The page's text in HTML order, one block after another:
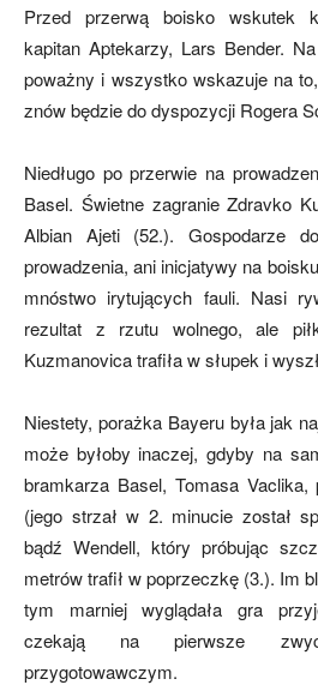
Przed przerwą boisko wskutek
kapitan Aptekarzy, Lars Bender.
poważny i wszystko wskazuje na
znów będzie do dyspozycji Rogera
Niedługo po przerwie na
Basel. Świetne zagranie Zdravko
Albian Ajeti (52.). Gospodarze
prowadzenia, ani inicjatywy na
mnóstwo irytujących fauli. Nasi
rezultat z rzutu wolnego, ale
Kuzmanovica trafiła w słupek i
Niestety, porażka Bayeru była jak
może byłoby inaczej, gdyby na
bramkarza Basel, Tomasa Vaclika,
(jego strzał w 2. minucie został
bądź Wendell, który próbując
metrów trafił w poprzeczkę (3.). Im
tym marniej wyglądała gra
czekają na pierwsze
przygotowawczym.